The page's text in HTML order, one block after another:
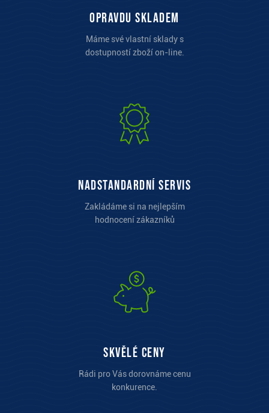
opravdu skladem
Máme své vlastní sklady s
dostupností zboží on-line.
Nadstandardní servis
Zakládáme si na nejlepším
hodnocení zákazníků
Skvělé ceny
Rádi pro Vás dorovnáme cenu
konkurence.